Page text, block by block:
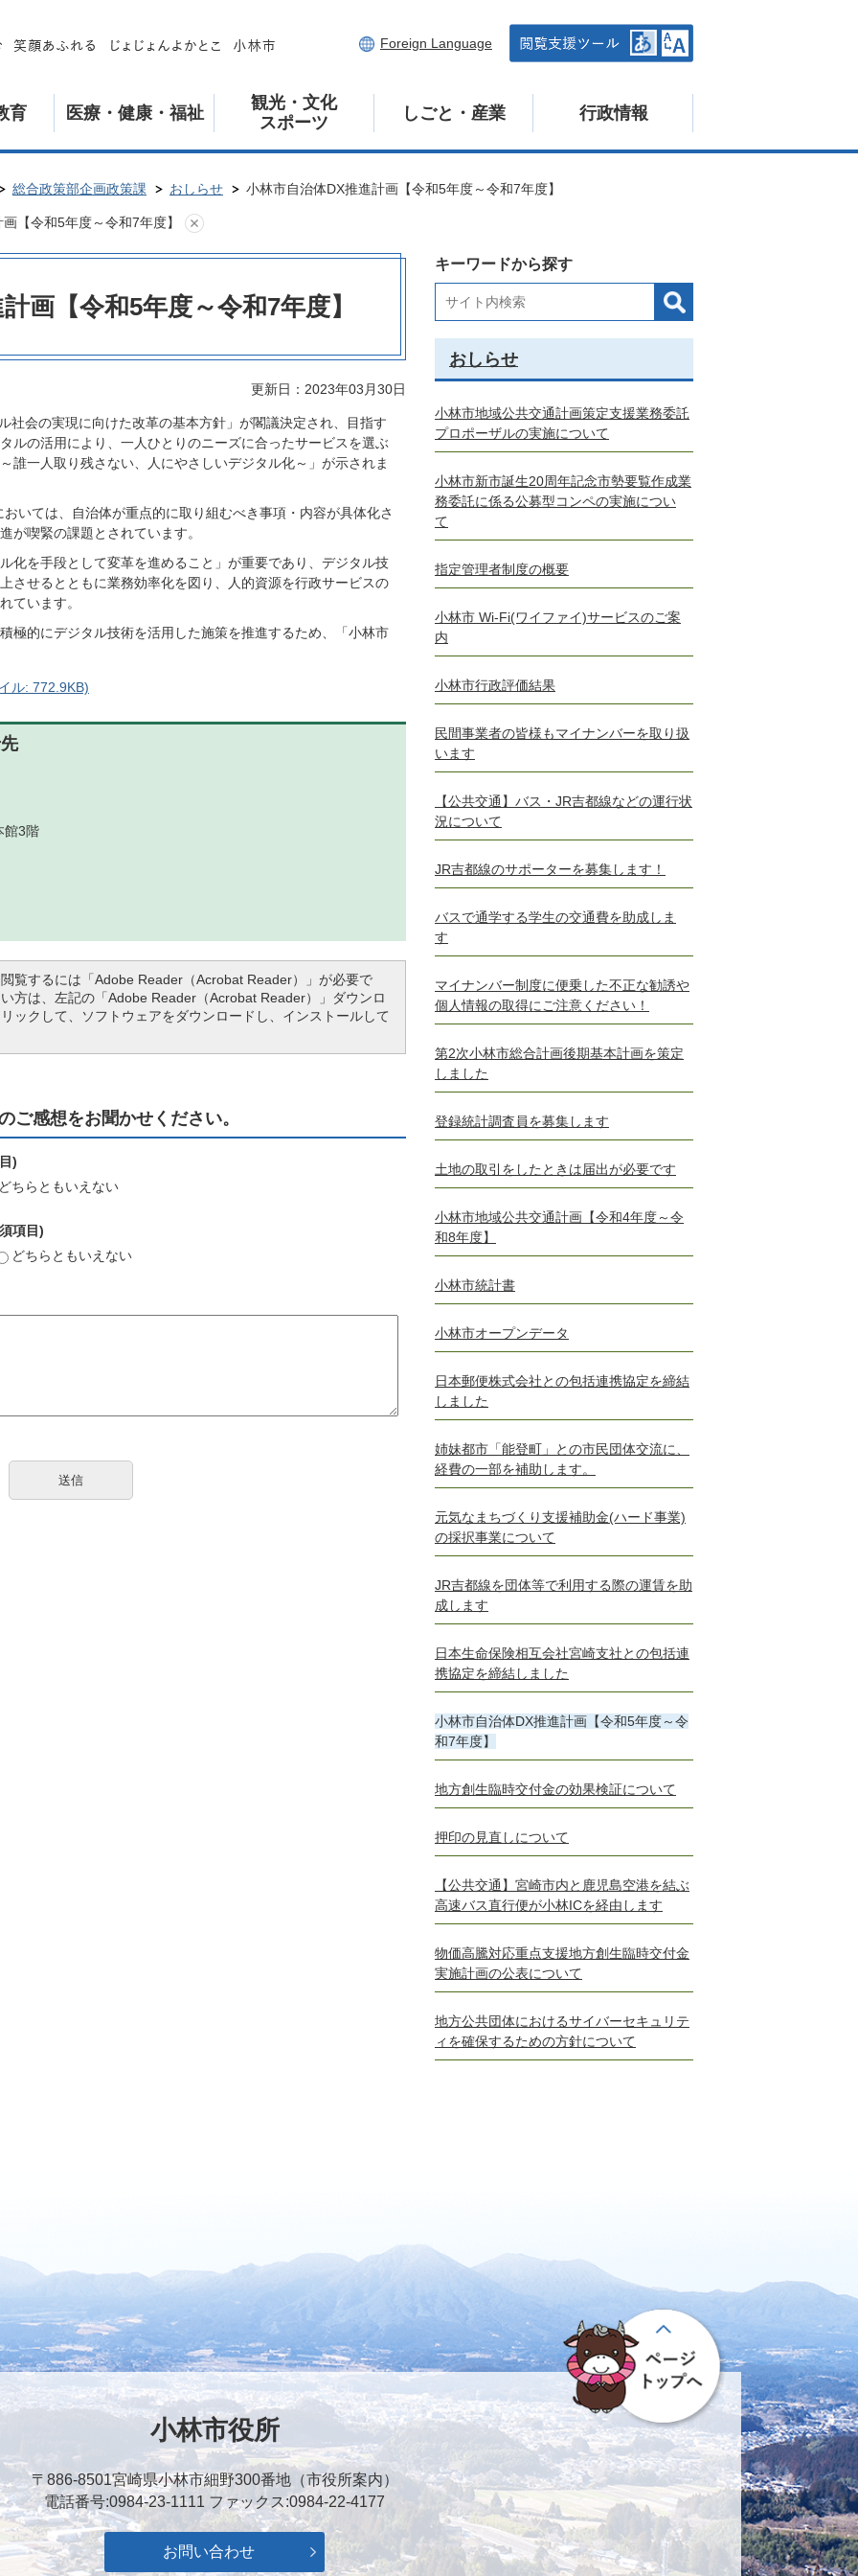
Foreign Language
育 医療・健康・福祉
観光・文化
スポーツ
しごと・産業 行政情報
総合政策部企画政策課 おしらせ 小林市自治体DX推進計画【令和5年度～令和7年度】
【令和5年度～令和7年度】
画【令和5年度～令和7年度】
更新日：2023年03月30日
社会の実現に向けた改革の基本方針」が閣議決定され、目指す
ルの活用により、一人ひとりのニーズに合ったサービスを選ぶ
誰一人取り残さない、人にやさしいデジタル化～」が示されま
いては、自治体が重点的に取り組むべき事項・内容が具体化さ
が喫緊の課題とされています。
化を手段として変革を進めること」が重要であり、デジタル技
させるとともに業務効率化を図り、人的資源を行政サービスの
ています。
極的にデジタル技術を活用した施策を推進するため、「小林市
ル: 772.9KB)
館3階
覧するには「Adobe Reader（Acrobat Reader）」が必要で
方は、左記の「Adobe Reader（Acrobat Reader）」ダウンロ
ックして、ソフトウェアをダウンロードし、インストールして
ご感想をお聞かせください。
)
どちらともいえない
項目)
どちらともいえない
キーワードから探す
おしらせ
小林市地域公共交通計画策定支援業務委託
プロポーザルの実施について
小林市新市誕生20周年記念市勢要覧作成業
務委託に係る公募型コンペの実施につい
て
指定管理者制度の概要
小林市 Wi-Fi(ワイファイ)サービスのご案
内
小林市行政評価結果
民間事業者の皆様もマイナンバーを取り扱
います
【公共交通】バス・JR吉都線などの運行状
況について
JR吉都線のサポーターを募集します！
バスで通学する学生の交通費を助成しま
す
マイナンバー制度に便乗した不正な勧誘や
個人情報の取得にご注意ください！
第2次小林市総合計画後期基本計画を策定
しました
登録統計調査員を募集します
土地の取引をしたときは届出が必要です
小林市地域公共交通計画【令和4年度～令
和8年度】
小林市統計書
小林市オープンデータ
日本郵便株式会社との包括連携協定を締結
しました
姉妹都市「能登町」との市民団体交流に、
経費の一部を補助します。
元気なまちづくり支援補助金(ハード事業)
の採択事業について
JR吉都線を団体等で利用する際の運賃を助
成します
日本生命保険相互会社宮崎支社との包括連
携協定を締結しました
小林市自治体DX推進計画【令和5年度～令
和7年度】
地方創生臨時交付金の効果検証について
押印の見直しについて
【公共交通】宮崎市内と鹿児島空港を結ぶ
高速バス直行便が小林ICを経由します
物価高騰対応重点支援地方創生臨時交付金
実施計画の公表について
地方公共団体におけるサイバーセキュリテ
ィを確保するための方針について
小林市役所
〒886-8501宮崎県小林市細野300番地（市役所案内）
電話番号:0984-23-1111 ファックス:0984-22-4177
お問い合わせ